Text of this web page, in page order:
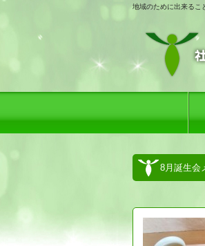
地域のために出来るこ
8月誕生会